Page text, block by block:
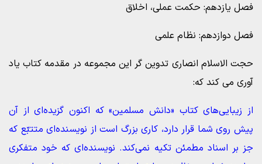
فصل یازدهم: حکمت عملی، اخلاق
فصل دوازدهم: نظام علمی
حجت الاسلام انصاری تدوین گر این مجموعه در مقدمه کتاب یاد
آوری می کند که:
از زیبایی‌هاى کتاب «دانش مسلمین» که اکنون گزیده‌ای از آن
پیش روی شما قرار دارد، کارى بزرگ است از نویسنده‌اى متتبّع که
جز بر اسناد مطمئن تکیه نمی‌کند. نویسنده‌اى که خود متفکرى